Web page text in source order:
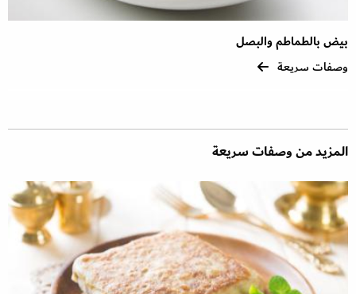
بيض بالطماطم والبصل
وصفات سريعة
المزيد من وصفات سريعة